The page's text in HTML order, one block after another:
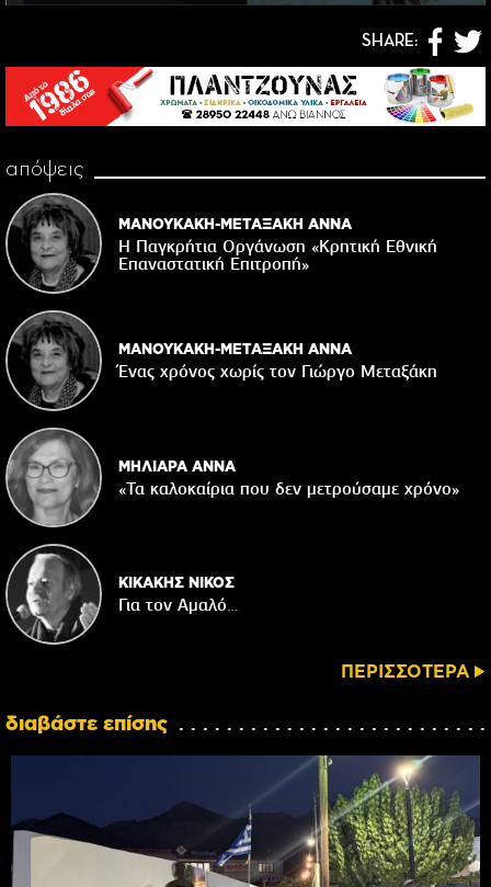
SHARE:
απόψεις
ΜΑΝΟΥΚΑΚΗ-ΜΕΤΑΞΑΚΗ ΑΝΝΑ
Η Παγκρήτια Οργάνωση «Κρητική Εθνική
Επαναστατική Eπιτροπή»
ΜΑΝΟΥΚΑΚΗ-ΜΕΤΑΞΑΚΗ ΑΝΝΑ
Ένας χρόνος χωρίς τον Γιώργο Μεταξάκη
ΜΗΛΙΑΡΑ ΑΝΝΑ
«Τα καλοκαίρια που δεν μετρούσαμε χρόνο»
ΚΙΚΑΚΗΣ ΝΙΚΟΣ
Για τον Αμαλό…
ΠΕΡΙΣΣΟΤΕΡΑ
διαβάστε επίσης